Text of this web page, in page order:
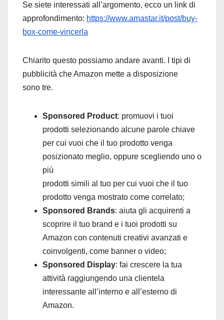
Se siete interessati all’argomento, ecco un link di
approfondimento: https://www.amastar.it/post/buy-
box-come-vincerla
Chiarito questo possiamo andare avanti. I tipi di
pubblicità che Amazon mette a disposizione
sono tre.
Sponsored Product: promuovi i tuoi
prodotti selezionando alcune parole chiave
per cui vuoi che il tuo prodotto venga
posizionato meglio, oppure scegliendo uno o
più
prodotti simili al tuo per cui vuoi che il tuo
prodotto venga mostrato come correlato;
Sponsored Brands: aiuta gli acquirenti a
scoprire il tuo brand e i tuoi prodotti su
Amazon con contenuti creativi avanzati e
coinvolgenti, come banner o video;
Sponsored Display: fai crescere la tua
attività raggiungendo una clientela
interessante all’interno e all’esterno di
Amazon.